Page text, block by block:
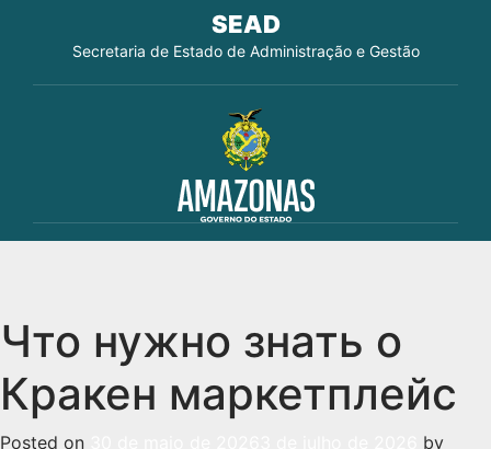
SEAD
Secretaria de Estado de Administração e Gestão
Что нужно знать о
Кракен маркетплейс
Posted on
by